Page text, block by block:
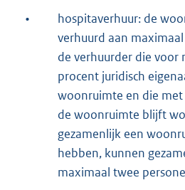
•
hospitaverhuur: de
verhuurd aan
de verhuurder die voor
procent juridisch
woonruimte en die
de woonruimte blijft
gezamenlijk een
hebben, kunnen
maximaal twee